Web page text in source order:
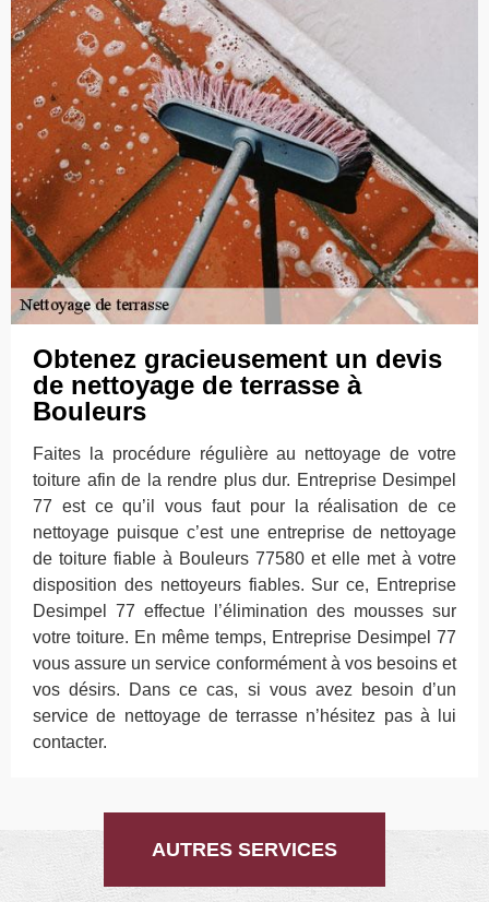
Obtenez gracieusement un devis
de nettoyage de terrasse à
Bouleurs
Faites la procédure régulière au nettoyage de votre
toiture afin de la rendre plus dur. Entreprise Desimpel
77 est ce qu’il vous faut pour la réalisation de ce
nettoyage puisque c’est une entreprise de nettoyage
de toiture fiable à Bouleurs 77580 et elle met à votre
disposition des nettoyeurs fiables. Sur ce, Entreprise
Desimpel 77 effectue l’élimination des mousses sur
votre toiture. En même temps, Entreprise Desimpel 77
vous assure un service conformément à vos besoins et
vos désirs. Dans ce cas, si vous avez besoin d’un
service de nettoyage de terrasse n’hésitez pas à lui
contacter.
AUTRES SERVICES